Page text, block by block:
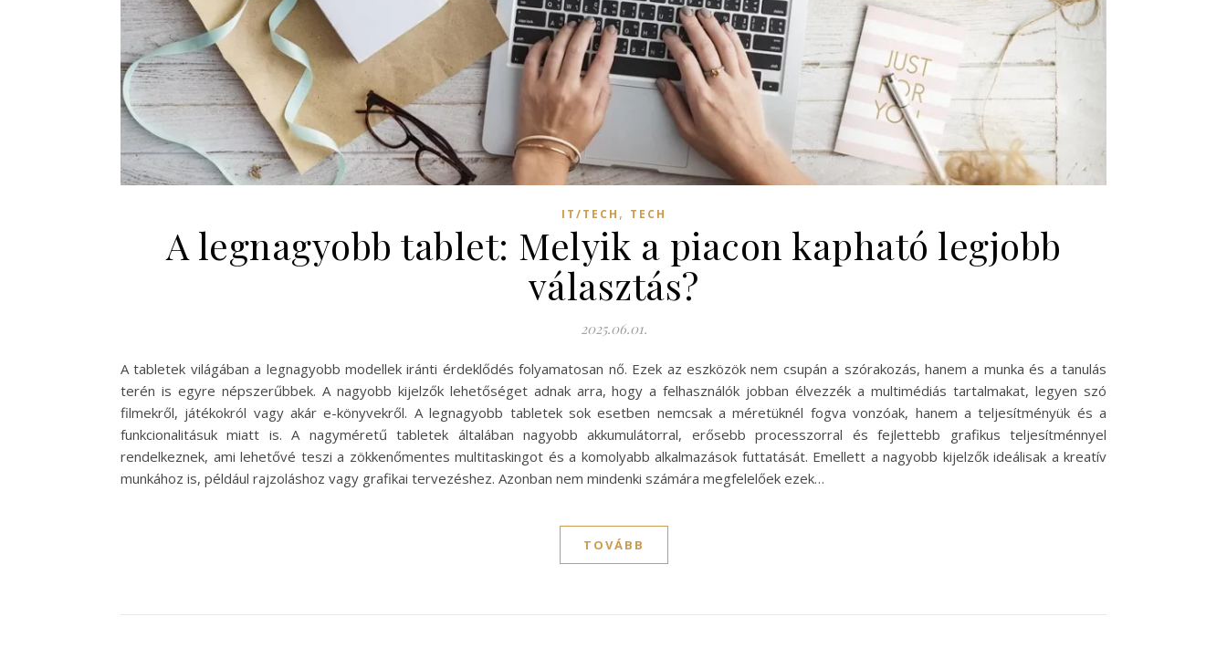
IT/TECH , TECH
A legnagyobb tablet: Melyik a piacon kapható legjobb
választás?
2025.06.01.
A tabletek világában a legnagyobb modellek iránti érdeklődés folyamatosan nő. Ezek az eszközök nem csupán a szórakozás, hanem a munka és a tanulás
terén is egyre népszerűbbek. A nagyobb kijelzők lehetőséget adnak arra, hogy a felhasználók jobban élvezzék a multimédiás tartalmakat, legyen szó
filmekről, játékokról vagy akár e-könyvekről. A legnagyobb tabletek sok esetben nemcsak a méretüknél fogva vonzóak, hanem a teljesítményük és a
funkcionalitásuk miatt is. A nagyméretű tabletek általában nagyobb akkumulátorral, erősebb processzorral és fejlettebb grafikus teljesítménnyel
rendelkeznek, ami lehetővé teszi a zökkenőmentes multitaskingot és a komolyabb alkalmazások futtatását. Emellett a nagyobb kijelzők ideálisak a kreatív
munkához is, például rajzoláshoz vagy grafikai tervezéshez. Azonban nem mindenki számára megfelelőek ezek…
TOVÁBB